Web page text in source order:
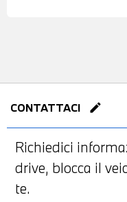
CONTATTACI edit
Richiedici
drive, blocca il
te.